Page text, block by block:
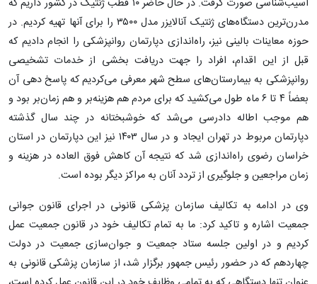
مدرن‌ترین دستگاه‌های ژنتیک آنالایزر مدل ۳۵۰۰ را برای آنها تهیه کردیم. در
حوزه معاینات بالینی نیز، راه‌اندازی دپارتمان روانپزشکی را انجام دادیم که
قبل از این اقدام، افراد را جهت دریافت بخشی از خدمات تشخیصی
روانپزشکی به بیمارستان‌های سطح شهر معرفی می‌کردیم که پاسخ دهی آن
بعضاً ۴ تا ۶ ماه طول می‌کشید که برای مردم هم هزینه‌بر و هم زمان‌بر بود و
هم موجب اطاله دادرسی می‌شد که خوشبختانه در چند سال گذشته
دپارتمان مربوط در تهران ایجاد و در سال ۱۴۰۳ نیز این دپارتمان در استان
خراسان رضوی راه‌اندازی شد که نتیجه آن کاهش فوق العاده در هزینه و
زمان مراجعین و جلوگیری از تردد آنان به مراکز دیگر بوده است.
وی در ادامه به تکالیف سازمان پزشکی قانونی در اجرای قانون جوانی
جمعیت اشاره و تاکید کرد: ما به تمام تکالیف خود در قانون جمعیت عمل
کردیم و در اولین جلسه ستاد جمعیت و جوان‌سازی جمعیت در دولت
چهاردهم که در حضور رئیس جمهور برگزار شد، از سازمان پزشکی قانونی به